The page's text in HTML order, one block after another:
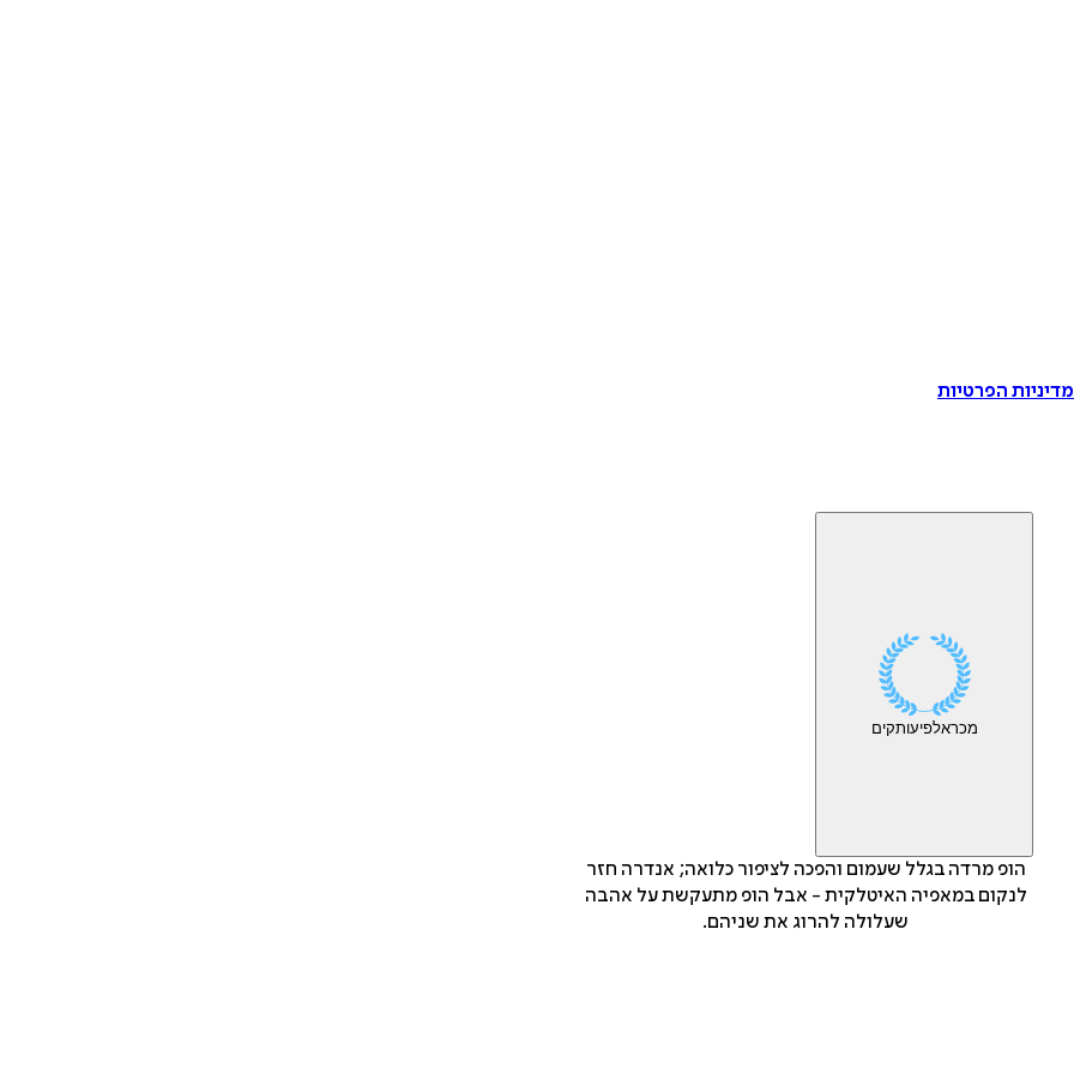
הפרטיות
מכראלפיעותקים
הופ מרדה בגלל שעמום והפכה לציפור כלואה; אנדרה חזר
לנקום במאפיה האיטלקית - אבל הופ מתעקשת על אהבה
שעלולה להרוג את שניהם.